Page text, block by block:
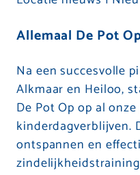
Allemaal De Pot
Na een succesvolle
Alkmaar en Heiloo,
De Pot Op op al
kinderdagverblijven.
ontspannen en